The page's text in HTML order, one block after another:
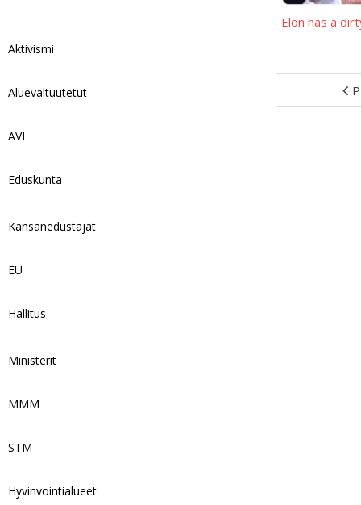
Elon has a
Aktivismi
Aluevaltuutetut
AVI
Eduskunta
Kansanedustajat
EU
Hallitus
Ministerit
MMM
STM
Hyvinvointialueet